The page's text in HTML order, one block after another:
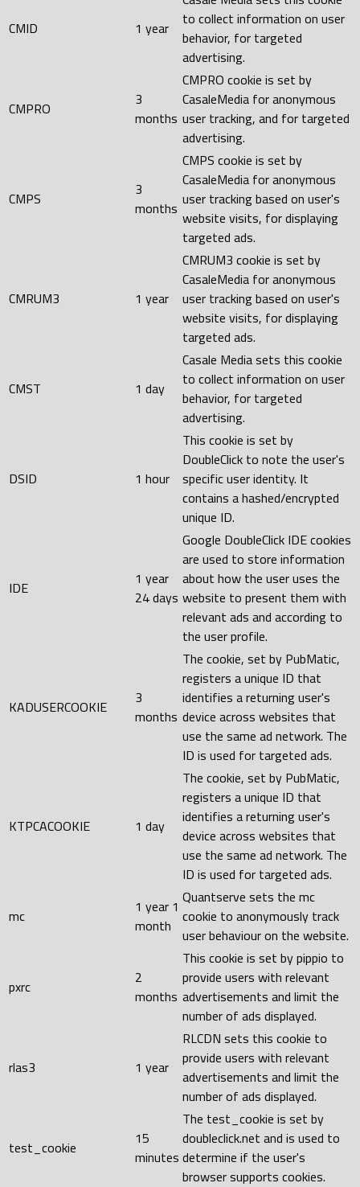
CMID 1 year
to collect information on user
behavior, for targeted
advertising.
CMPRO
3
months
CMPRO cookie is set by
CasaleMedia for anonymous
user tracking, and for targeted
advertising.
CMPS
3
months
CMPS cookie is set by
CasaleMedia for anonymous
user tracking based on user's
website visits, for displaying
targeted ads.
CMRUM3 1 year
CMRUM3 cookie is set by
CasaleMedia for anonymous
user tracking based on user's
website visits, for displaying
targeted ads.
CMST 1 day
Casale Media sets this cookie
to collect information on user
behavior, for targeted
advertising.
DSID 1 hour
This cookie is set by
DoubleClick to note the user's
specific user identity. It
contains a hashed/encrypted
unique ID.
IDE
1 year
24 days
Google DoubleClick IDE cookies
are used to store information
about how the user uses the
website to present them with
relevant ads and according to
the user profile.
KADUSERCOOKIE
3
months
The cookie, set by PubMatic,
registers a unique ID that
identifies a returning user's
device across websites that
use the same ad network. The
ID is used for targeted ads.
KTPCACOOKIE 1 day
The cookie, set by PubMatic,
registers a unique ID that
identifies a returning user's
device across websites that
use the same ad network. The
ID is used for targeted ads.
mc
1 year 1
month
Quantserve sets the mc
cookie to anonymously track
user behaviour on the website.
pxrc
2
months
This cookie is set by pippio to
provide users with relevant
advertisements and limit the
number of ads displayed.
rlas3 1 year
RLCDN sets this cookie to
provide users with relevant
advertisements and limit the
number of ads displayed.
test_cookie
15
minutes
The test_cookie is set by
doubleclick.net and is used to
determine if the user's
browser supports cookies.